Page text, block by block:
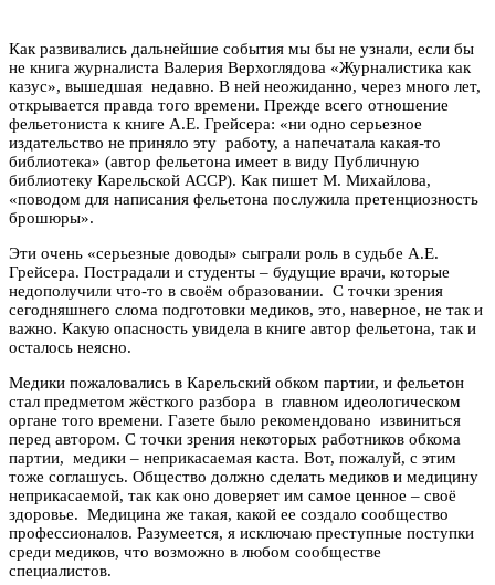
Как развивались дальнейшие события мы бы не узнали, если бы
не книга журналиста Валерия Верхоглядова «Журналистика как
казус», вышедшая недавно. В ней неожиданно, через много лет,
открывается правда того времени. Прежде всего отношение
фельетониста к книге А.Е. Грейсера: «ни одно серьезное
издательство не приняло эту работу, а напечатала какая-то
библиотека» (автор фельетона имеет в виду Публичную
библиотеку Карельской АССР). Как пишет М. Михайлова,
«поводом для написания фельетона послужила претенциозность
брошюры».
Эти очень «серьезные доводы» сыграли роль в судьбе А.Е.
Грейсера. Пострадали и студенты – будущие врачи, которые
недополучили что-то в своём образовании. С точки зрения
сегодняшнего слома подготовки медиков, это, наверное, не так и
важно. Какую опасность увидела в книге автор фельетона, так и
осталось неясно.
Медики пожаловались в Карельский обком партии, и фельетон
стал предметом жёсткого разбора в главном идеологическом
органе того времени. Газете было рекомендовано извиниться
перед автором. С точки зрения некоторых работников обкома
партии, медики – неприкасаемая каста. Вот, пожалуй, с этим
тоже соглашусь. Общество должно сделать медиков и медицину
неприкасаемой, так как оно доверяет им самое ценное – своё
здоровье. Медицина же такая, какой ее создало сообщество
профессионалов. Разумеется, я исключаю преступные поступки
среди медиков, что возможно в любом сообществе
специалистов.